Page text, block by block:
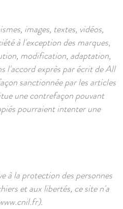
images, textes, vidéos,
à l'exception des marques,
modification, adaptation,
l'accord exprès par écrit de All
sanctionnée par les articles
une contrefaçon pouvant
pourraient intenter une
la protection des personnes
et aux libertés, ce site n'a
).